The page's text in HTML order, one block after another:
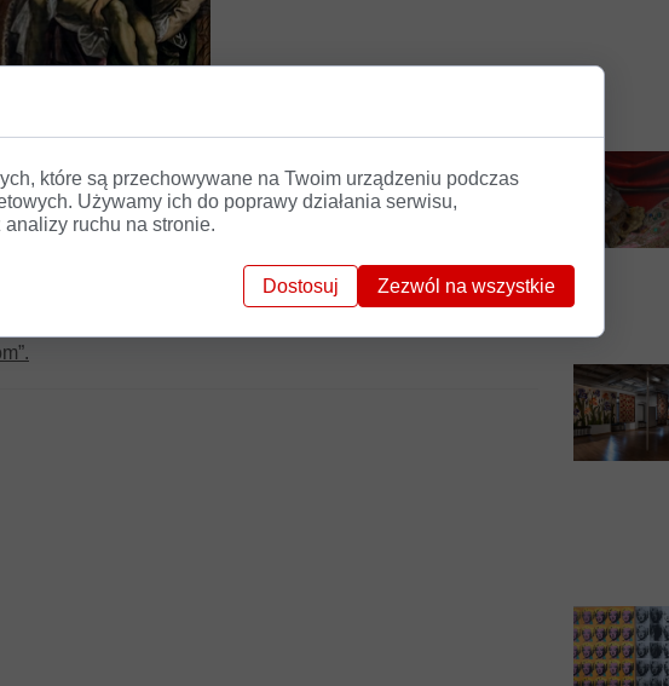
malarzem świata”
ekspresji ludzkie figury, czyli to, co współcześni Tintoretta
zrodzony w wyobraźni malarza, jego artystyczną wizję.
które są przechowywane na Twoim urządzeniu podczas
Używamy ich do poprawy działania serwisu,
ruchu na stronie.
Dostosuj Zezwól na wszystkie